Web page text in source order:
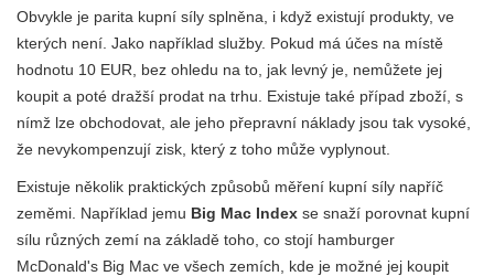
Obvykle je parita kupní síly splněna, i když existují produkty, ve
kterých není. Jako například služby. Pokud má účes na místě
hodnotu 10 EUR, bez ohledu na to, jak levný je, nemůžete jej
koupit a poté dražší prodat na trhu. Existuje také případ zboží, s
nímž lze obchodovat, ale jeho přepravní náklady jsou tak vysoké,
že nevykompenzují zisk, který z toho může vyplynout.
Existuje několik praktických způsobů měření kupní síly napříč
zeměmi. Například jemu Big Mac Index se snaží porovnat kupní
sílu různých zemí na základě toho, co stojí hamburger
McDonald's Big Mac ve všech zemích, kde je možné jej koupit